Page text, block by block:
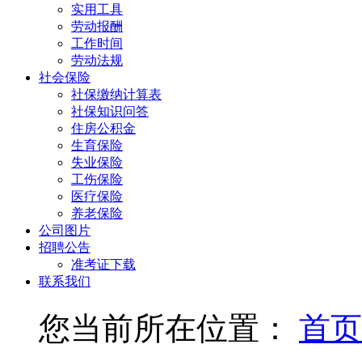
实用工具
劳动报酬
工作时间
劳动法规
社会保险
社保缴纳计算表
社保知识问答
住房公积金
生育保险
失业保险
工伤保险
医疗保险
养老保险
公司图片
招聘公告
准考证下载
联系我们
您当前所在位置：
首页